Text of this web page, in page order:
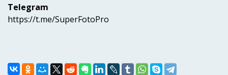
Telegram
https://t.me/SuperFotoPro